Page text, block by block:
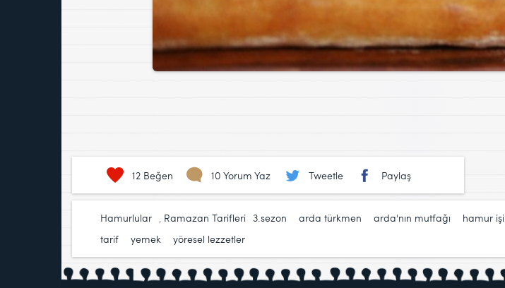
12 Beğen 10 Yorum Yaz Tweetle Paylaş
Hamurlular , Ramazan Tarifleri 3.sezon arda türkmen arda'nın mutfağı hamur işi
tarif
yemek yöresel lezzetler